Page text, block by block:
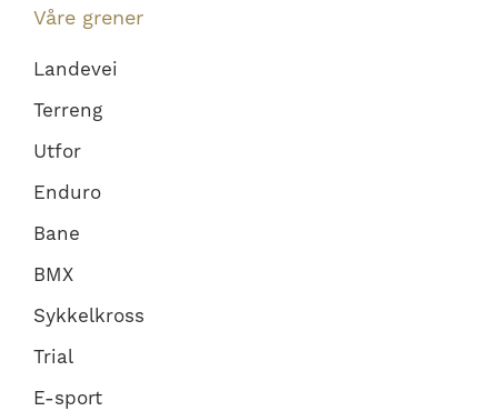
Våre grener
Landevei
Terreng
Utfor
Enduro
Bane
BMX
Sykkelkross
Trial
E-sport